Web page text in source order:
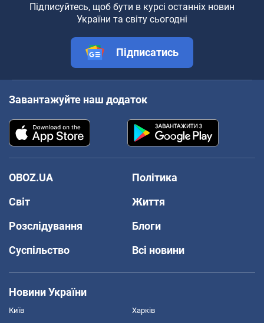
Підписуйтесь, щоб бути в курсі останніх новин
України та світу сьогодні
Підписатись
Завантажуйте наш додаток
OBOZ.UA
Політика
Світ
Життя
Розслідування
Блоги
Суспільство
Всі новини
Новини України
Київ Харків